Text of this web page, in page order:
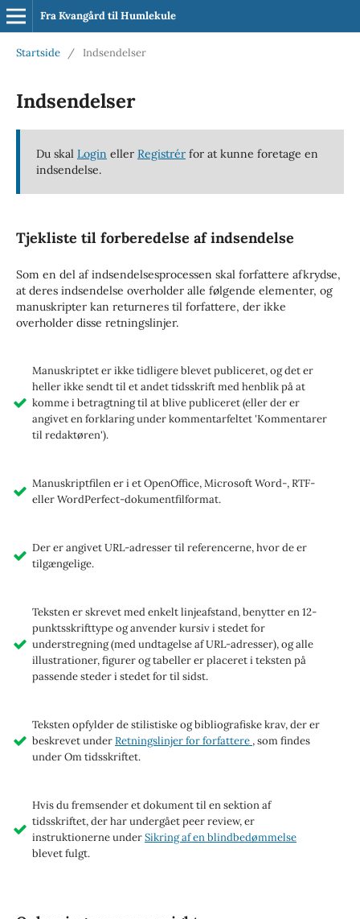
Fra Kvangård til Humlekule
Startside / Indsendelser
Indsendelser
Du skal Login eller Registrérfor at kunne foretage en
indsendelse.
Tjekliste til forberedelse af indsendelse
Som en del af indsendelsesprocessen skal forfattere afkrydse,
at deres indsendelse overholder alle følgende elementer, og
manuskripter kan returneres til forfattere, der ikke
overholder disse retningslinjer.
Manuskriptet er ikke tidligere blevet publiceret, og det er
heller ikke sendt til et andet tidsskrift med henblik på at
komme i betragtning til at blive publiceret (eller der er
angivet en forklaring under kommentarfeltet 'Kommentarer
til redaktøren').
Manuskriptfilen er i et OpenOffice, Microsoft Word-, RTF-
eller WordPerfect-dokumentfilformat.
Der er angivet URL-adresser til referencerne, hvor de er
tilgængelige.
Teksten er skrevet med enkelt linjeafstand, benytter en 12-
punktsskrifttype og anvender kursiv i stedet for
understregning (med undtagelse af URL-adresser), og alle
illustrationer, figurer og tabeller er placeret i teksten på
passende steder i stedet for til sidst.
Teksten opfylder de stilistiske og bibliografiske krav, der er
beskrevet underRetningslinjer for forfattere , som findes
under Om tidsskriftet.
Hvis du fremsender et dokument til en sektion af
tidsskriftet, der har undergået peer review, er
instruktionerne underSikring af en blindbedømmelse
blevet fulgt.